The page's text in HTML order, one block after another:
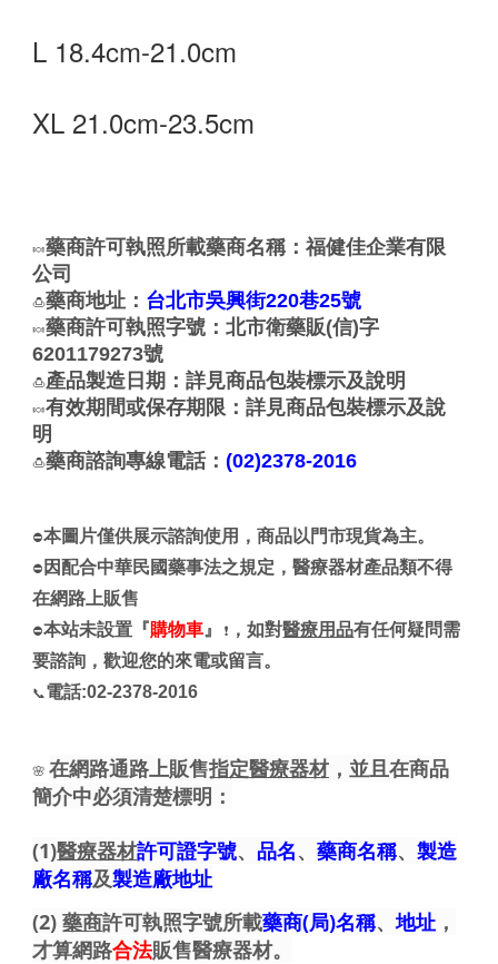
L 18.4cm-21.0cm
XL 21.0cm-23.5cm
🍬藥商許可執照所載藥商名稱：福健佳企業有限
公司
🍮藥商地址： 台北市吳興街220巷25號
🍬藥商許可執照字號：北市衛藥販(信)字
6201179273號
🍮產品製造日期：詳見商品包裝標示及說明
🍬有效期間或保存期限：詳見商品包裝標示及說
明
🍮藥商諮詢專線電話：(02)2378-2016
⛔本圖片僅供展示諮詢使用，商品以門市現貨為主。
⛔ 因配合中華民國藥事法之規定，醫療器材產品類不得
在網路上販售
⛔本站未設置『購物車 』 ❗ ，如對醫療用品有任何疑問需
要諮詢，歡迎您的來電或留言。
📞電話:02-2378-2016
🌸在網路通路上販售指定醫療器材 ，並且在商品
簡介中必須清楚標明：
(1)醫療器材許可證字號、 品名、藥商名稱、製造
廠名稱及製造廠地址
(2)藥商許可執照字號所載藥商(局)名稱、地址 ，
才算網路合法販售醫療器材。